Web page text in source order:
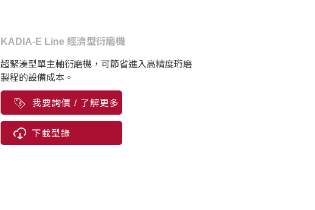
KADIA-E Line 經濟型衍磨機
超緊湊型單主軸衍磨機，可節省進入高精度珩磨
製程的設備成本。
我要詢價 / 了解更多
下載型錄